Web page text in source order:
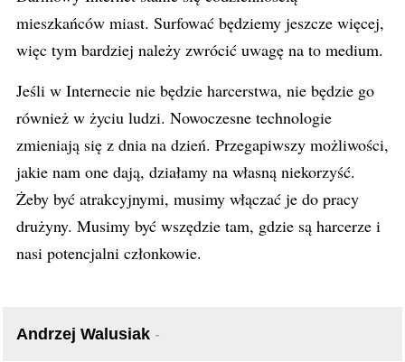
mieszkańców miast. Surfować będziemy jeszcze więcej,
więc tym bardziej należy zwrócić uwagę na to medium.
Jeśli w Internecie nie będzie harcerstwa, nie będzie go
również w życiu ludzi. Nowoczesne technologie
zmieniają się z dnia na dzień. Przegapiwszy możliwości,
jakie nam one dają, działamy na własną niekorzyść.
Żeby być atrakcyjnymi, musimy włączać je do pracy
drużyny. Musimy być wszędzie tam, gdzie są harcerze i
nasi potencjalni członkowie.
Andrzej Walusiak -